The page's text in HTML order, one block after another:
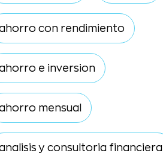
con rendimiento
e inversion
mensual
y consultoria financiera